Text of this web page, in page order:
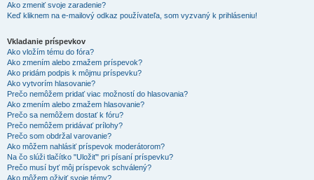
Ako zmeniť svoje zaradenie?
Keď kliknem na e-mailový odkaz používateľa, som vyzvaný k prihláseniu!
Vkladanie príspevkov
Ako vložím tému do fóra?
Ako zmením alebo zmažem príspevok?
Ako pridám podpis k môjmu príspevku?
Ako vytvorím hlasovanie?
Prečo nemôžem pridať viac možností do hlasovania?
Ako zmením alebo zmažem hlasovanie?
Prečo sa nemôžem dostať k fóru?
Prečo nemôžem pridávať prílohy?
Prečo som obdržal varovanie?
Ako môžem nahlásiť príspevok moderátorom?
Na čo slúži tlačítko "Uložiť" pri písaní príspevku?
Prečo musí byť môj príspevok schválený?
Ako môžem oživiť svoje témy?